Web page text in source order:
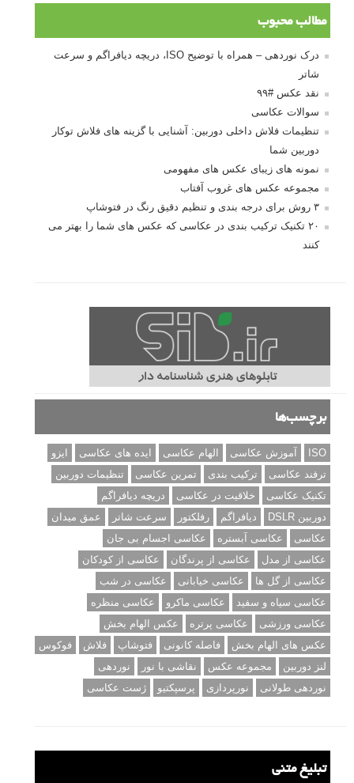
مطالب محبوب
درک نوردهی – همراه با توضیح ISO، دریچه دیافراگم و سرعت
شاتر
نقد عکس #۹۹
سوالات عکاسی
تنظیمات فلاش داخلی دوربین: آشنایی با گزینه های فلاش توکار
دوربین شما
نمونه های زیبای عکس های مفهومی
مجموعه عکس های غروب آفتاب
۳ روش برای درجه بندی و تنظیم دقیق رنگ در فتوشاپ
۲۰ تکنیک ترکیب بندی در عکاسی که عکس های شما را بهتر می
کنند
برچسب‌ها
ISO آموزش عکاسی الهام عکاسی ایده های عکاسی
ایزو
ترفند عکاسی
ترکیب بندی تمرین عکاسی
تنظیمات دوربین
تکنیک عکاسی
خلاقیت در عکاسی
دریچه دیافراگم
دوربین DSLR
دیافراگم رفلکتور سرعت شاتر
عمق میدان
عکاسی
عکاسی آبستره
عکاسی اجسام بی جان
عکاسی از مدل
عکاسی از پرندگان
عکاسی از کودکان
عکاسی از گل ها
عکاسی خیابانی
عکاسی در شب
عکاسی سیاه و سفید
عکاسی ماکرو
عکاسی منظره
عکاسی ورزشی
عکاسی پرتره
عکس الهام بخش
عکس های الهام بخش
فاصله کانونی فتوشاپ فلاش
فوکوس
لنز دوربین
مجموعه عکس نقاشی با نور
نوردهی
نوردهی طولانی
نورپردازی پرسپکتیو ژست عکاسی
تبلیغ متنی